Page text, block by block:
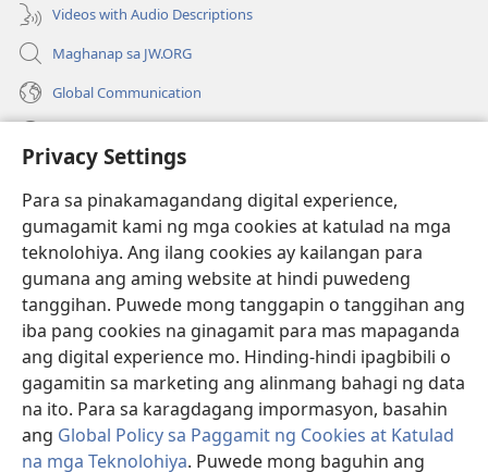
Privacy Settings
Para sa pinakamagandang digital experience,
gumagamit kami ng mga cookies at katulad na mga
teknolohiya. Ang ilang cookies ay kailangan para
gumana ang aming website at hindi puwedeng
tanggihan. Puwede mong tanggapin o tanggihan ang
iba pang cookies na ginagamit para mas mapaganda
ang digital experience mo. Hinding-hindi ipagbibili o
gagamitin sa marketing ang alinmang bahagi ng data
na ito. Para sa karagdagang impormasyon, basahin
ang Global Policy sa Paggamit ng Cookies at Katulad
na mga Teknolohiya. Puwede mong baguhin ang
Videos with Audio Descriptions
Maghanap sa JW.ORG
Global Communication
(may
na
bagong
window)
Watchtower ONLINE LIBRARY™
(may
bubukas
na
bagong
window)
JW Hub ®
(may
bubukas
bagong
window)
JW Library ®
Watchtower Library®